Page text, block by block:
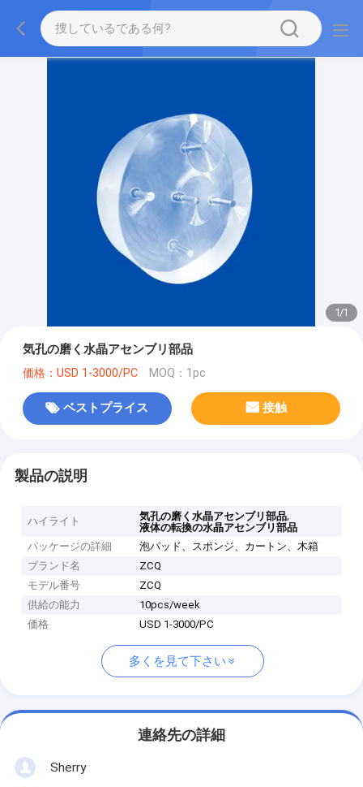
1/1
気孔の磨く水晶アセンブリ部品
価格：USD 1-3000/PC MOQ：1pc
ベストプライス 接触
製品の説明
ハイライト 気孔の磨く水晶アセンブリ部品,
液体の転換の水晶アセンブリ部品
パッケージの詳細
泡パッド、スポンジ、カートン、木箱
ブランド名
ZCQ
モデル番号
ZCQ
供給の能力
10pcs/week
価格
USD 1-3000/PC
多くを見て下さい
連絡先の詳細
Sherry